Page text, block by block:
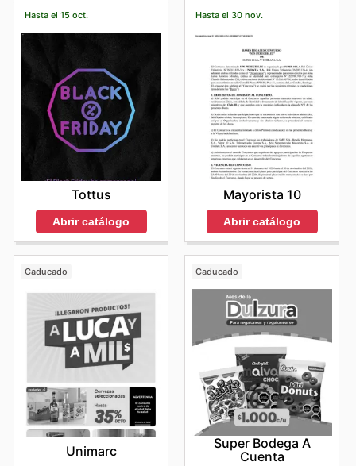
Hasta el 15 oct.
Tottus
Abrir catálogo
Hasta el 30 nov.
Mayorista 10
Abrir catálogo
Caducado
Unimarc
Caducado
Super Bodega A
Cuenta